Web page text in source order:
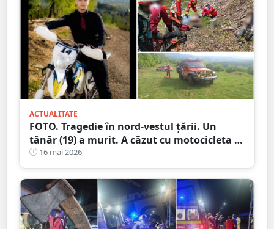
ACTUALITATE
FOTO. Tragedie în nord-vestul țării. Un
tânăr (19) a murit. A căzut cu motocicleta în
prăpastie
16 mai 2026